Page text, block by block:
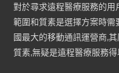
對於尋求遠程醫療服務的
範圍和質素是選擇方案時
國最大的移動通訊運營商,
質素,無疑是遠程醫療服務